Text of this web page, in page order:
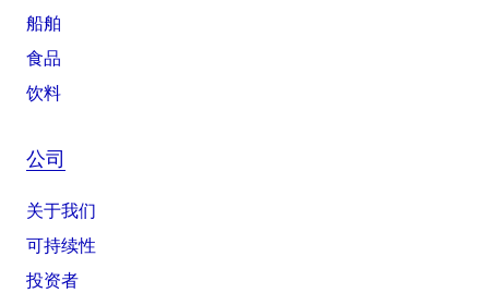
船舶
食品
饮料
公司
关于我们
可持续性
投资者